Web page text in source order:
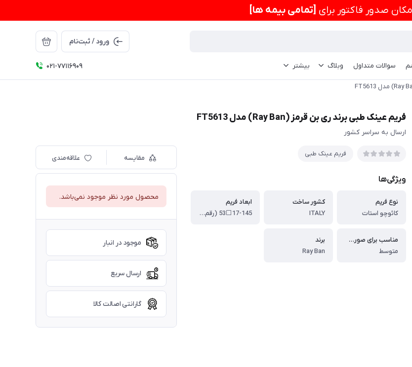
صدور فاکتور برای [تمامی بیمه ها]
ورود / ثبت‌نام
سوالات متداول وبلاگ بیشتر 021-77116909
فریم عینک طبی برند ری بن قرمز (Ray Ban) مدل FT5613
ارسال به سراسر کشور
فریم عینک طبی
ویژگی‌ها
نوع فریم
کائوچو استات
کشور ساخت
ITALY
ابعاد فریم
17-145⬜53 (رقم اول عرض لنز، رقم دوم عرض پل عینک، رقم سوم طول دسته)
مناسب برای صورت های
متوسط
برند
Ray Ban
مقایسه علاقه‌مندی
محصول مورد نظر موجود نمی‌باشد.
موجود در انبار
ارسال سریع
گارانتی اصالت کالا